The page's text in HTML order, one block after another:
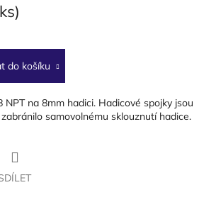
do košíku
NPT na 8mm hadici. Hadicové spojky jsou
samovolnému sklouznutí hadice.